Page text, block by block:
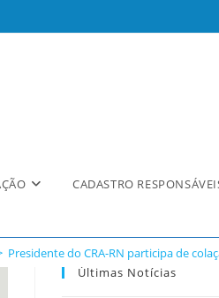
CADASTRO
Presidente do CRA-RN participa de
Últimas Notícias